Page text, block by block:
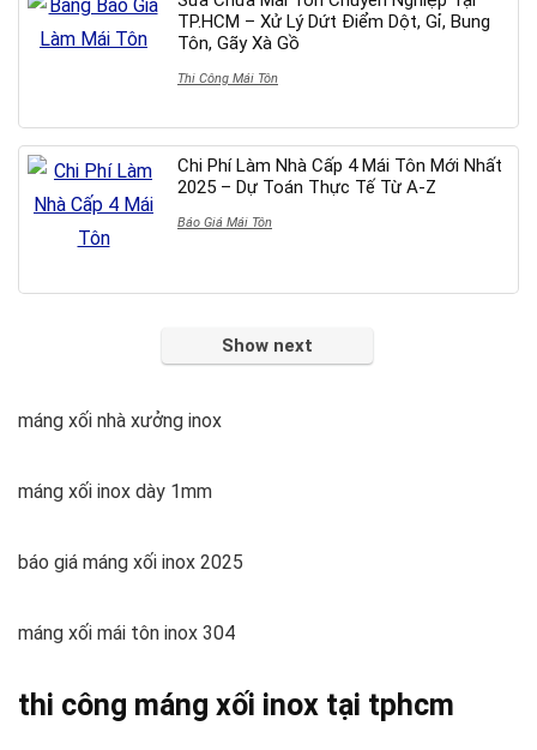
TP.HCM – Xử Lý Dứt Điểm Dột, Gỉ, Bung
Tôn, Gãy Xà Gồ
Thi Công Mái Tôn
Chi Phí Làm Nhà Cấp 4 Mái Tôn Mới Nhất
2025 – Dự Toán Thực Tế Từ A-Z
Báo Giá Mái Tôn
Show next
máng xối nhà xưởng inox
máng xối inox dày 1mm
báo giá máng xối inox 2025
máng xối mái tôn inox 304
thi công máng xối inox tại tphcm